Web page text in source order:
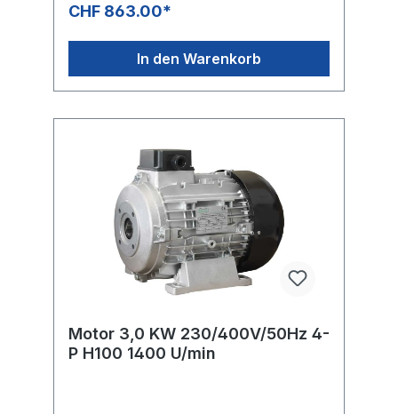
CHF 863.00*
In den Warenkorb
Motor 3,0 KW 230/400V/50Hz 4-
P H100 1400 U/min